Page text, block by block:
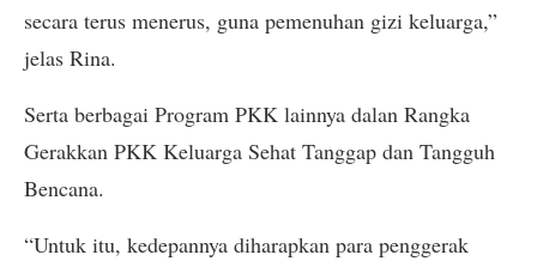
secara terus menerus, guna pemenuhan gizi keluarga,”
jelas Rina.
Serta berbagai Program PKK lainnya dalan Rangka
Gerakkan PKK Keluarga Sehat Tanggap dan Tangguh
Bencana.
“Untuk itu, kedepannya diharapkan para penggerak